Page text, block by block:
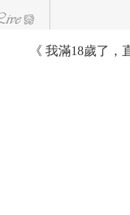
《 我滿18歲了，